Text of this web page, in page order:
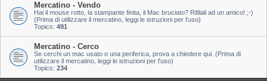
Mercatino - Vendo
Hai il mouse rotto, la stampante finita, il Mac bruciato? Rifilali ad un amico! ;-)
(Prima di utilizzare il mercatino, leggi le istruzioni per l'uso)
Topics: 491
Mercatino - Cerco
Se cerchi un mac usato o una periferica, prova a chiedere qui. (Prima di
utilizzare il mercatino, leggi le istruzioni per l'uso)
Topics: 234